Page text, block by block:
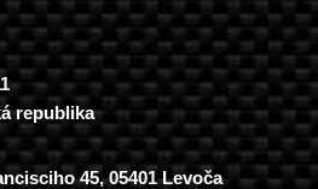
republika
45, 05401 Levoča